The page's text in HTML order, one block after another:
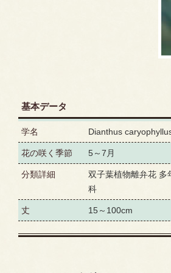
基本データ
学名 Dianthus
花の咲く季節 5～7月
分類詳細
双子葉植物離弁花 多
科
丈 15～100cm